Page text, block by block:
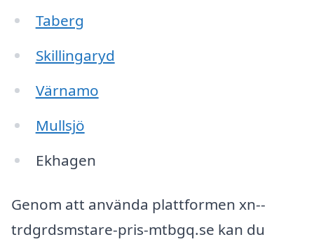
Taberg
Skillingaryd
Värnamo
Mullsjö
Ekhagen
Genom att använda plattformen xn--
trdgrdsmstare-pris-mtbgq.se kan du